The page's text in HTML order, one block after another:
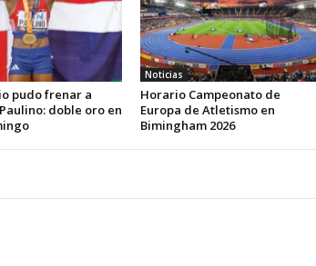
pudo frenar a
doble oro en
Noticias
Horario Campeonato de
Europa de Atletismo en
Bimingham 2026